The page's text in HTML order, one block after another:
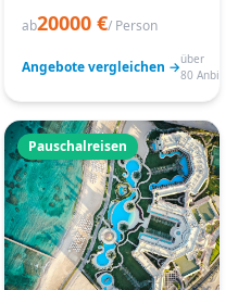
ab20000 €/ Person
Angebote vergleichen →über
80
Pauschalreisen